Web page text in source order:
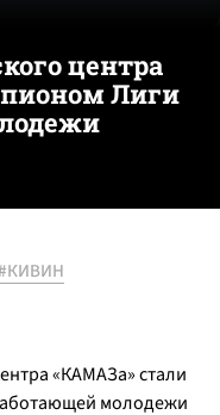
центра
Лиги
«КАМАЗа» стали
молодежи